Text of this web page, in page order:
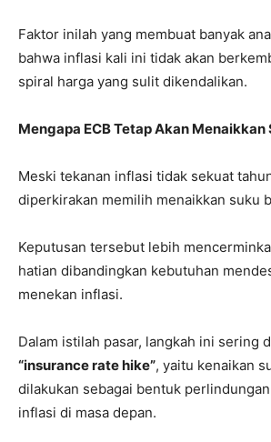
Faktor inilah yang membuat banyak
bahwa inflasi kali ini tidak akan
spiral harga yang sulit dikendalikan.
Mengapa ECB Tetap Akan Menaikkan
Meski tekanan inflasi tidak sekuat
diperkirakan memilih menaikkan suku
Keputusan tersebut lebih
hatian dibandingkan kebutuhan
menekan inflasi.
Dalam istilah pasar, langkah ini sering
“insurance rate hike”, yaitu kenaikan
dilakukan sebagai bentuk
inflasi di masa depan.